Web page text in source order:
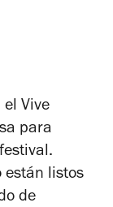
el Vive
para
están listos
de